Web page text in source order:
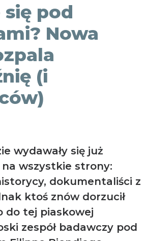
pod
Nowa
(i
wydawały się już
wszystkie strony:
dokumentaliści z
ktoś znów dorzucił
do tej piaskowej
zespół badawczy pod